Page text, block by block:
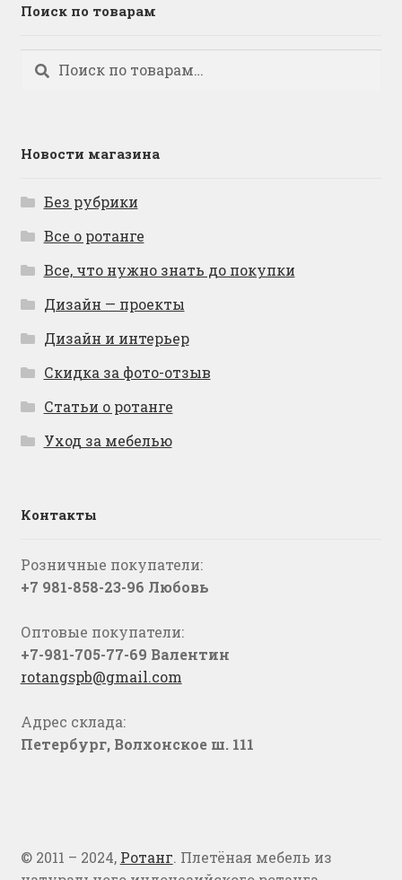
Поиск по товарам
Искать:
Поиск
Новости магазина
Без рубрики
Все о ротанге
Все, что нужно знать до покупки
Дизайн — проекты
Дизайн и интерьер
Скидка за фото-отзыв
Статьи о ротанге
Уход за мебелью
Контакты
Розничные покупатели:
+7 981-858-23-96 Любовь
Оптовые покупатели:
+7-981-705-77-69 Валентин
rotangspb@gmail.com
Адрес склада:
Петербург, Волхонское ш. 111
© 2011 – 2024, Ротанг. Плетёная мебель из